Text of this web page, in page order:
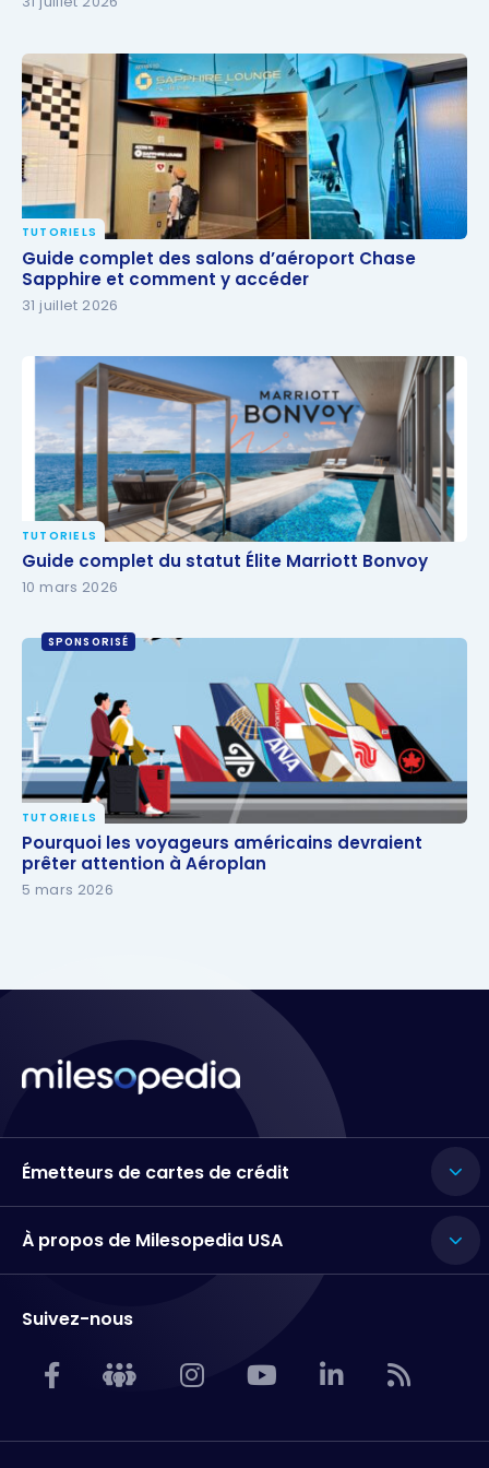
Guide complet des salons d’aéroport Chase
Sapphire et comment y accéder
TUTORIELS
Guide complet des salons d’aéroport Chase
Sapphire et comment y accéder
31 juillet 2026
Guide complet du statut Élite Marriott Bonvoy
TUTORIELS
Guide complet du statut Élite Marriott Bonvoy
10 mars 2026
SPONSORISÉ
Pourquoi les voyageurs américains devraient prêter
attention à Aéroplan
TUTORIELS
Pourquoi les voyageurs américains devraient
prêter attention à Aéroplan
5 mars 2026
Émetteurs de cartes de crédit
À propos de Milesopedia USA
Suivez-nous